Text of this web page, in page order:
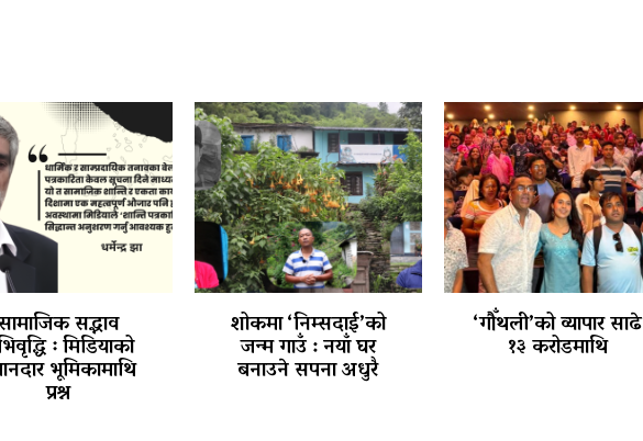
सद्भाव
ः मिडियाको
भूमिकामाथि
प्रश्न
शोकमा ‘निम्सदाई’को
जन्म गाउँ : नयाँ घर
बनाउने सपना अधुरै
‘गौँथली’को व्यापार साढे
१३ करोडमाथि